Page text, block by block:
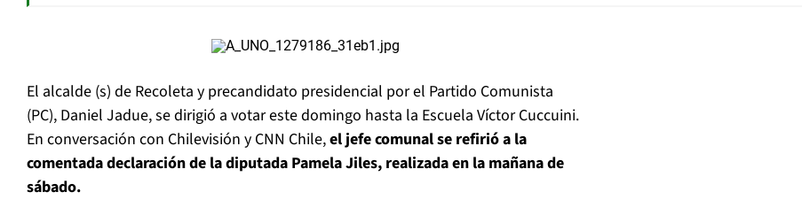
El alcalde (s) de Recoleta y precandidato presidencial por el Partido Comunista
(PC), Daniel Jadue, se dirigió a votar este domingo hasta la Escuela Víctor Cuccuini.
En conversación con Chilevisión y CNN Chile,el jefe comunal se refirió a la
comentada declaración de la diputada Pamela Jiles, realizada en la mañana de
sábado.